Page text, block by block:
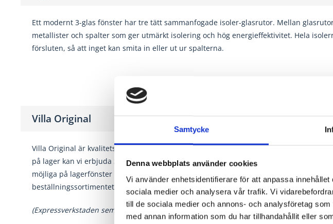
Samtycke
Denna webbplats använder cookies
Vi använder enhetsidentifierare för att anpassa
sociala medier och analysera vår trafik. Vi
till de sociala medier och annons- och analysföretag
med annan information som du har tillhandahållit eller
Ett modernt 3-glas fönster har tre tätt sammanfogade isoler-glasrutor. Mellan
metallister och spalter som ger utmärkt isolering och hög energieffektivitet. Hela
försluten, så att inget kan smita in eller ut ur spalterna.
Villa Original
Villa Original är kvalitetsprodukten som fått äran bli vårt lagersortiment. Med över
på lager kan vi erbjuda Sveriges bästa leveranstid. Tack vareExpressverkstaden
möjliga på lagerfönster blir utbudet och flexibiliteten oslagbar. Flexibiliteten speglar sig
beställningssortimentet, här finns enorma möjligheter och få begränsningar.
(Expressverkstaden semesterstängd v. 29-32)